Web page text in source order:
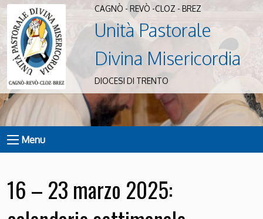
CAGNÒ - REVÒ -CLOZ - BREZ
Unità Pastorale
Divina Misericordia
DIOCESI DI TRENTO
Menu
16 – 23 marzo 2025: